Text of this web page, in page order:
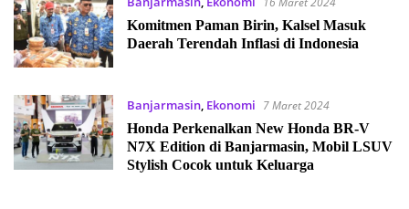
Komitmen Paman Birin, Kalsel Masuk
Daerah Terendah Inflasi di Indonesia
Banjarmasin, Ekonomi 7 Maret 2024
Honda Perkenalkan New Honda BR-V
N7X Edition di Banjarmasin, Mobil LSUV
Stylish Cocok untuk Keluarga